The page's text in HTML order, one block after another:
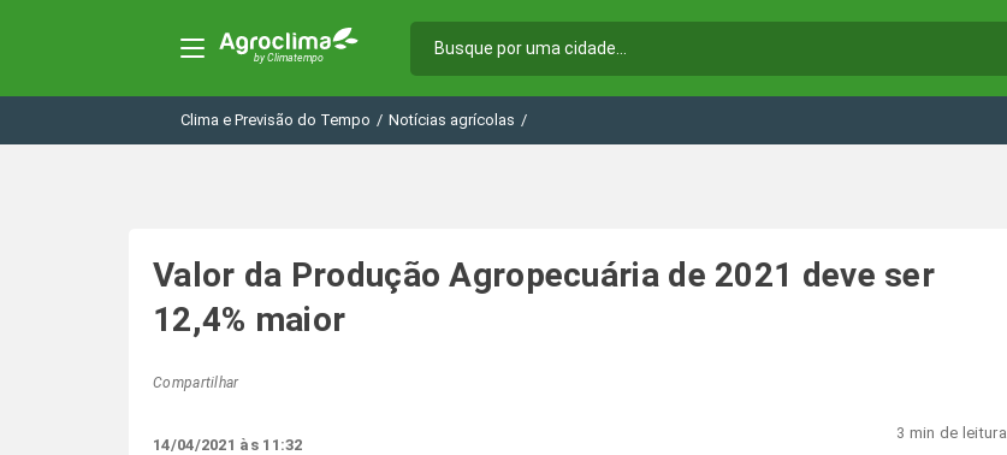
Clima e Previsão do Tempo / Notícias agrícolas /
Valor da Produção Agropecuária de 2021 deve ser
12,4% maior
Compartilhar
14/04/2021 às 11:32
3 min de leitura